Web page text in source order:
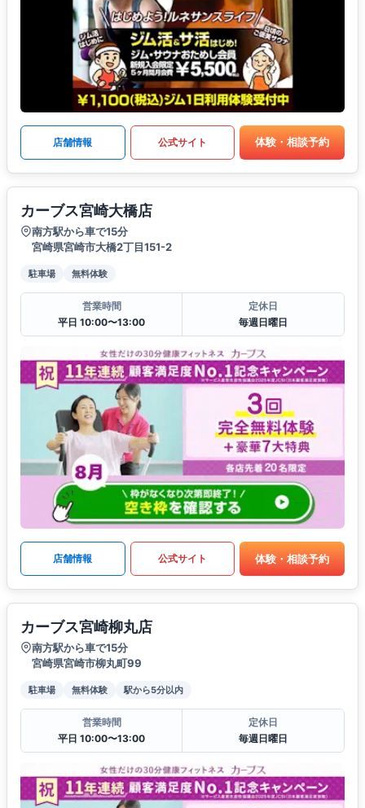
店舗情報 公式サイト 体験・相談予約
カーブス宮崎大橋店
南方駅から車で15分
宮崎県宮崎市大橋2丁目151-2
駐車場 無料体験
営業時間
平日 10:00〜13:00
定休日
毎週日曜日
店舗情報 公式サイト 体験・相談予約
カーブス宮崎柳丸店
南方駅から車で15分
宮崎県宮崎市柳丸町99
駐車場 無料体験 駅から5分以内
営業時間
平日 10:00〜13:00
定休日
毎週日曜日